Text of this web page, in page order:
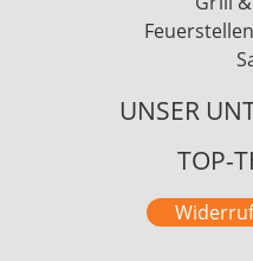
UNSER
TOP-